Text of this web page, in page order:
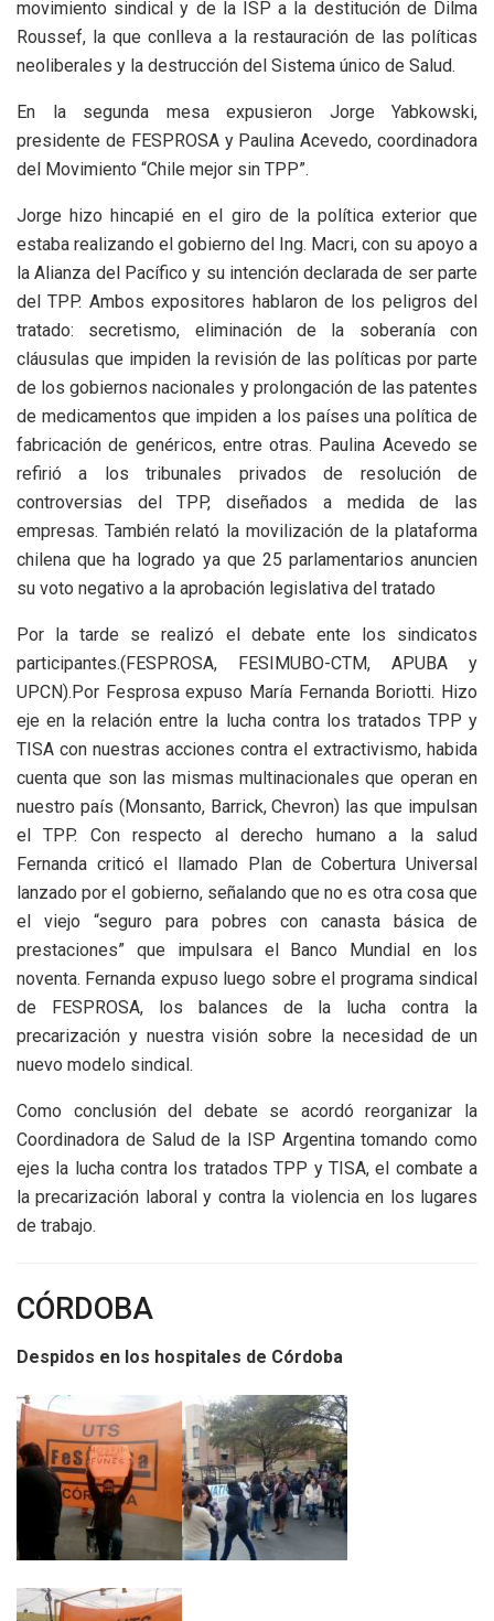
movimiento sindical y de la ISP a la destitución de Dilma
Roussef, la que conlleva a la restauración de las políticas
neoliberales y la destrucción del Sistema único de Salud.
En la segunda mesa expusieron Jorge Yabkowski,
presidente de FESPROSA y Paulina Acevedo, coordinadora
del Movimiento “Chile mejor sin TPP”.
Jorge hizo hincapié en el giro de la política exterior que
estaba realizando el gobierno del Ing. Macri, con su apoyo a
la Alianza del Pacífico y su intención declarada de ser parte
del TPP. Ambos expositores hablaron de los peligros del
tratado: secretismo, eliminación de la soberanía con
cláusulas que impiden la revisión de las políticas por parte
de los gobiernos nacionales y prolongación de las patentes
de medicamentos que impiden a los países una política de
fabricación de genéricos, entre otras. Paulina Acevedo se
refirió a los tribunales privados de resolución de
controversias del TPP, diseñados a medida de las
empresas. También relató la movilización de la plataforma
chilena que ha logrado ya que 25 parlamentarios anuncien
su voto negativo a la aprobación legislativa del tratado
Por la tarde se realizó el debate ente los sindicatos
participantes.(FESPROSA, FESIMUBO-CTM, APUBA y
UPCN).Por Fesprosa expuso María Fernanda Boriotti. Hizo
eje en la relación entre la lucha contra los tratados TPP y
TISA con nuestras acciones contra el extractivismo, habida
cuenta que son las mismas multinacionales que operan en
nuestro país (Monsanto, Barrick, Chevron) las que impulsan
el TPP. Con respecto al derecho humano a la salud
Fernanda criticó el llamado Plan de Cobertura Universal
lanzado por el gobierno, señalando que no es otra cosa que
el viejo “seguro para pobres con canasta básica de
prestaciones” que impulsara el Banco Mundial en los
noventa. Fernanda expuso luego sobre el programa sindical
de FESPROSA, los balances de la lucha contra la
precarización y nuestra visión sobre la necesidad de un
nuevo modelo sindical.
Como conclusión del debate se acordó reorganizar la
Coordinadora de Salud de la ISP Argentina tomando como
ejes la lucha contra los tratados TPP y TISA, el combate a
la precarización laboral y contra la violencia en los lugares
de trabajo.
CÓRDOBA
Despidos en los hospitales de Córdoba